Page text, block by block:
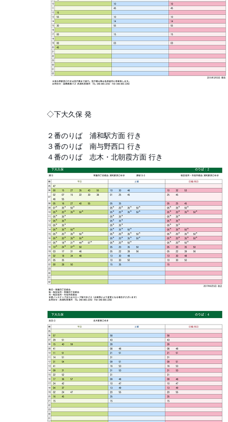
◇下大久保 発
２番のりば 浦和駅方面 行き
３番のりば南与野西口 行き
​４番のりば 志木・北朝霞方面 行き